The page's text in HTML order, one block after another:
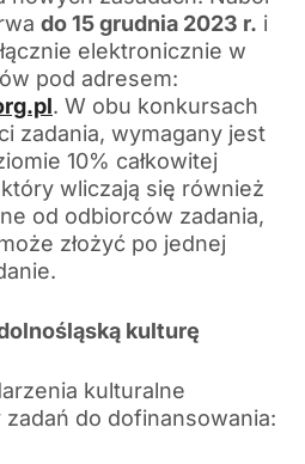
do 15 grudnia 2023 r. i
elektronicznie w
pod adresem:
. W obu konkursach
zadania, wymagany jest
10% całkowitej
wliczają się również
od odbiorców zadania,
złożyć po jednej
dolnośląską kulturę
kulturalne
do dofinansowania: